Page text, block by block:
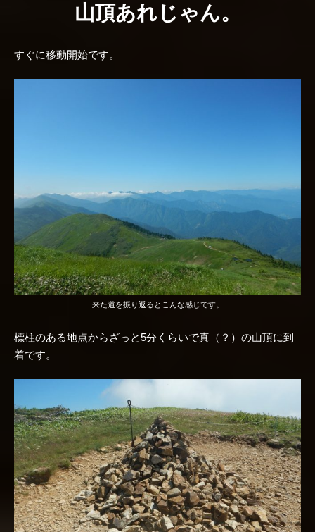
山頂あれじゃん。
すぐに移動開始です。
来た道を振り返るとこんな感じです。
標柱のある地点からざっと5分くらいで真（？）の山頂に到
着です。